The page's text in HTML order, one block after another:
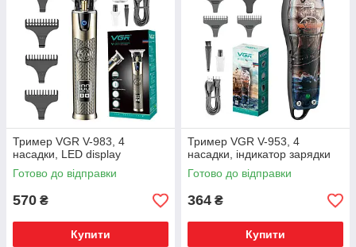
Тример VGR V-983, 4
насадки, LED display
Готово до відправки
570 ₴
Купити
Тример VGR V-953, 4
насадки, індикатор зарядки
Готово до відправки
364 ₴
Купити